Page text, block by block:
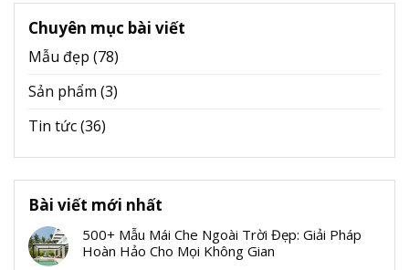
Chuyên mục bài viết
Mẫu đẹp (78)
Sản phẩm (3)
Tin tức(36)
Bài viết mới nhất
500+ Mẫu Mái Che Ngoài Trời Đẹp: Giải Pháp
Hoàn Hảo Cho Mọi Không Gian